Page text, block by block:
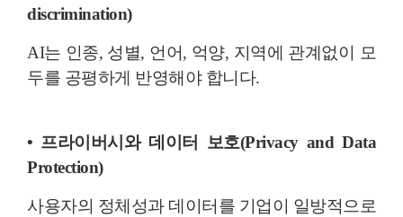
discrimination)
AI는 인종, 성별, 언어, 억양, 지역에 관계없이 모
두를 공평하게 반영해야 합니다.
• 프라이버시와 데이터 보호(Privacy and Data
Protection)
사용자의 정체성과 데이터를 기업이 일방적으로